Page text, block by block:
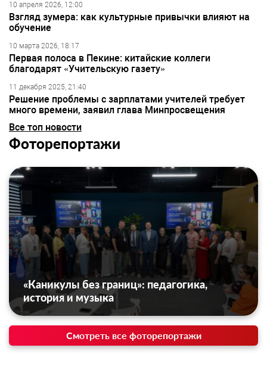
10 апреля 2026, 12:00
Взгляд зумера: как культурные привычки влияют на
обучение
10 марта 2026, 18:17
Первая полоса в Пекине: китайские коллеги
благодарят «Учительскую газету»
11 декабря 2025, 21:40
Решение проблемы с зарплатами учителей требует
много времени, заявил глава Минпросвещения
Все топ новости
Фоторепортажи
«Каникулы без границ»: педагогика,
история и музыка
Смотреть все фоторепортажи